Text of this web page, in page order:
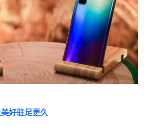
好驻足更久